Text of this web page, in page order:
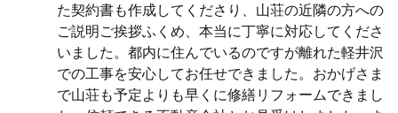
た契約書も作成してくださり、山荘の近隣の方への
ご説明ご挨拶ふくめ、本当に丁寧に対応してくださ
いました。都内に住んでいるのですが離れた軽井沢
での工事を安心してお任せできました。おかげさま
で山荘も予定よりも早くに修繕リフォームできまし